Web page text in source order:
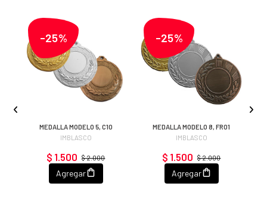
-25%
MEDALLA MODELO 5, C10
IMBLASCO
$ 2.000
$ 1.500
Agregar
-25%
MEDALLA MODELO 8, FR01
IMBLASCO
$ 2.000
$ 1.500
Agregar